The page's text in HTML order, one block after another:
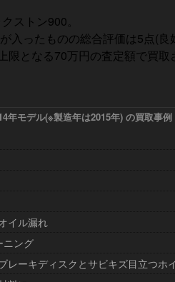
ストン900。
ったものの総合評価は5点(良
となる70万円の査定額で買取
年モデル(※製造年は2015年) の買取事例
イル漏れ
ニング
レーキディスクとサビキズ目立つホ